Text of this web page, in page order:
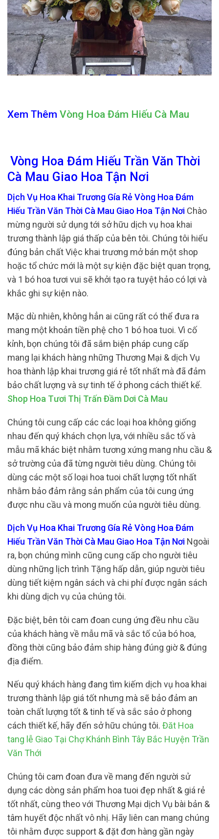
Xem Thêm Vòng Hoa Đám Hiếu Cà Mau
Vòng Hoa Đám Hiếu Trần Văn Thời
Cà Mau Giao Hoa Tận Nơi
Dịch Vụ Hoa Khai Trương Gía Rẻ Vòng Hoa Đám
Hiếu Trần Văn Thời Cà Mau Giao Hoa Tận Nơi Chào
mừng người sử dụng tới sở hữu dịch vụ hoa khai
trương thành lập giá thấp của bên tôi. Chúng tôi hiểu
đúng bản chất Việc khai trương mở bán một shop
hoặc tổ chức mới là một sự kiện đặc biệt quan trọng,
và 1 bó hoa tươi vui sẽ khởi tạo ra tuyệt hảo có lợi và
khắc ghi sự kiện nào.
Mặc dù nhiên, không hẳn ai cũng rất có thể đưa ra
mang một khoản tiền phệ cho 1 bó hoa tuoi. Vì cố
kỉnh, bọn chúng tôi đã sắm biện pháp cung cấp
mang lại khách hàng những Thương Mại & dịch Vụ
hoa thành lập khai trương giá rẻ tốt nhất mà đã đảm
bảo chất lượng và sự tinh tế ở phong cách thiết kế.
Shop Hoa Tươi Thị Trấn Đầm Dơi Cà Mau
Chúng tôi cung cấp các các loại hoa không giống
nhau đến quý khách chọn lựa, với nhiều sắc tố và
mẫu mã khác biệt nhằm tương xứng mang nhu cầu &
sở trường của đã từng người tiêu dùng. Chúng tôi
dùng các một số loại hoa tuoi chất lượng tốt nhất
nhằm bảo đảm rằng sản phẩm của tôi cung ứng
được nhu cầu và mong muốn của người tiêu dùng.
Dịch Vụ Hoa Khai Trương Gía Rẻ Vòng Hoa Đám
Hiếu Trần Văn Thời Cà Mau Giao Hoa Tận Nơi Ngoài
ra, bọn chúng mình cũng cung cấp cho người tiêu
dùng những lịch trình Tặng hấp dẫn, giúp người tiêu
dùng tiết kiệm ngân sách và chi phí được ngân sách
khi dùng dịch vụ của chúng tôi.
Đặc biệt, bên tôi cam đoan cung ứng đều nhu cầu
của khách hàng về mẫu mã và sắc tố của bó hoa,
đồng thời cũng bảo đảm ship hàng đúng giờ & đúng
địa điểm.
Nếu quý khách hàng đang tìm kiếm dịch vụ hoa khai
trương thành lập giá tốt nhưng mà sẽ bảo đảm an
toàn chất lượng tốt & tinh tế và sắc sảo ở phong
cách thiết kế, hãy đến sở hữu chúng tôi. Đăt Hoa
tang lễ Giao Tại Chợ Khánh Bình Tây Bắc Huyện Trần
Văn Thới
Chúng tôi cam đoan đưa về mang đến người sử
dụng các dòng sản phẩm hoa tuoi đẹp nhất & giá rẻ
tốt nhất, cùng theo với Thương Mại dịch Vụ bài bản &
tâm huyết độc nhất vô nhị. Hãy liên can mang chúng
tôi nhằm được support & đặt đơn hàng gần ngày